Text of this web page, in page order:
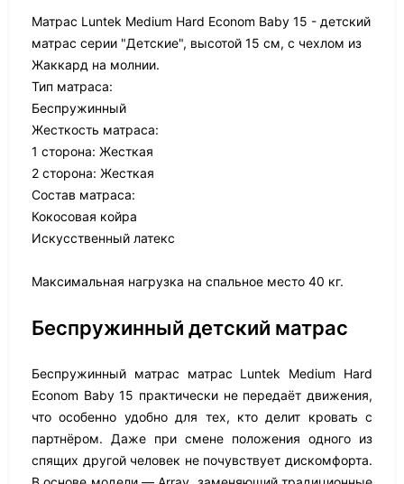
Матрас Luntek Medium Hard Econom Baby 15 - детский
матрас серии "Детские", высотой 15 см, с чехлом из
Жаккард на молнии.
Тип матраса:
Беспружинный
Жесткость матраса:
1 сторона: Жесткая
2 сторона: Жесткая
Состав матраса:
Кокосовая койра
Искусственный латекс
Максимальная нагрузка на спальное место 40 кг.
Беспружинный детский матрас
Беспружинный матрас матрас Luntek Medium Hard
Econom Baby 15 практически не передаёт движения,
что особенно удобно для тех, кто делит кровать с
партнёром. Даже при смене положения одного из
спящих другой человек не почувствует дискомфорта.